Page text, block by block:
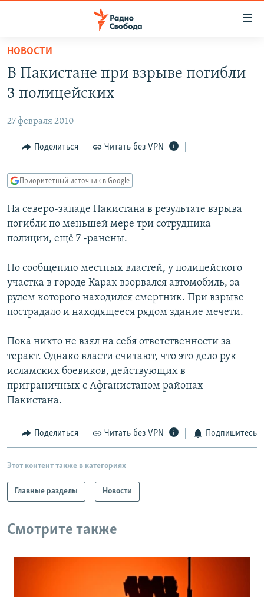
упрощенного
доступа
Вернуться
основному
Вернутся
главной
навигации
Вернутся
поиску
ЦИТАТЫ СВОБОДЫ
МНЕНИЯ
IDEL.РЕАЛИИ
КАВКАЗ.РЕАЛИИ
СЕВЕР.РЕАЛИИ
РАСПИСАНИЕ ВЕЩАНИЯ
ПОДПИШИТЕСЬ НА РАССЫЛКУ
НОВОСТИ
В Пакистане при взрыве погибли
3 полицейских
27 февраля 2010
Поделиться Читать без VPN
Приоритетный источник в Google
На северо-западе Пакистана в результате взрыва
погибли по меньшей мере три сотрудника
полиции, ещё 7 -ранены.
По сообщению местных властей, у полицейского
участка в городе Карак взорвался автомобиль, за
рулем которого находился смертник. При взрыве
пострадало и находящееся рядом здание мечети.
Пока никто не взял на себя ответственности за
теракт. Однако власти считают, что это дело рук
исламских боевиков, действующих в
приграничных с Афганистаном районах
Пакистана.
Поделиться Читать без VPN Подпишитесь
Этот контент также в категориях
Главные разделы Новости
Смотрите также